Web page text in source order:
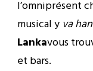
l’omniprésent
musical y va
Lankavous
et bars.